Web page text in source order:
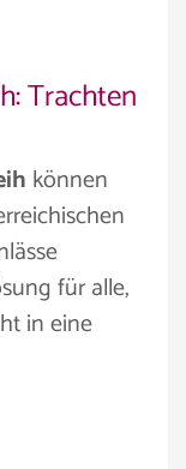
Trachten
können
für alle,
in eine